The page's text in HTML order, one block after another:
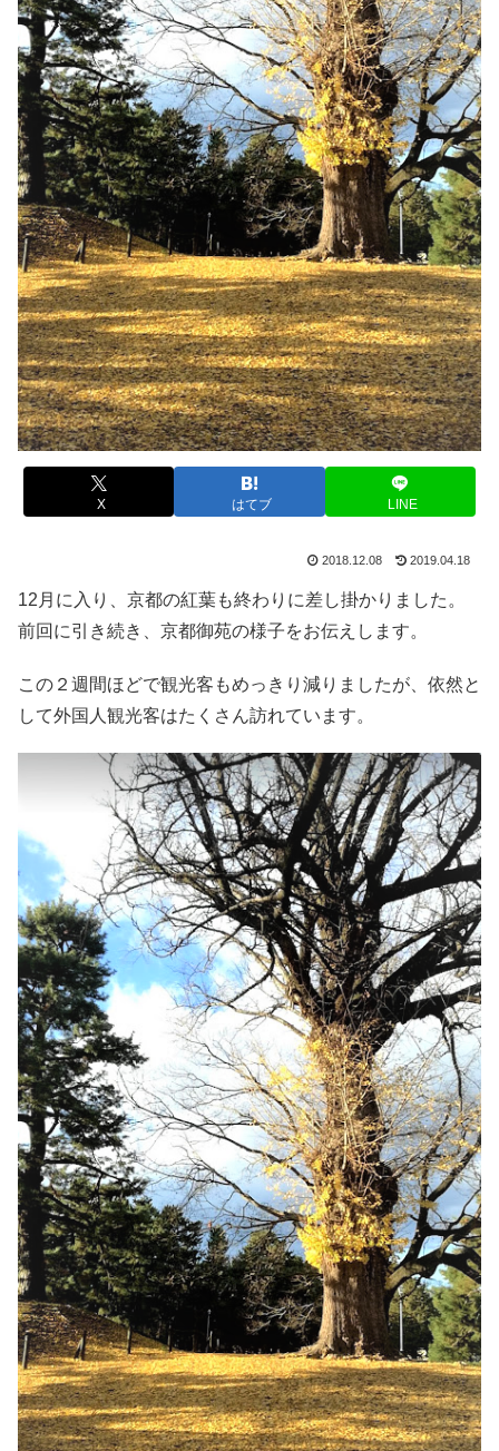
X はてブ LINE
2018.12.08 2019.04.18
12月に入り、京都の紅葉も終わりに差し掛かりました。
前回に引き続き、京都御苑の様子をお伝えします。
この２週間ほどで観光客もめっきり減りましたが、依然と
して外国人観光客はたくさん訪れています。